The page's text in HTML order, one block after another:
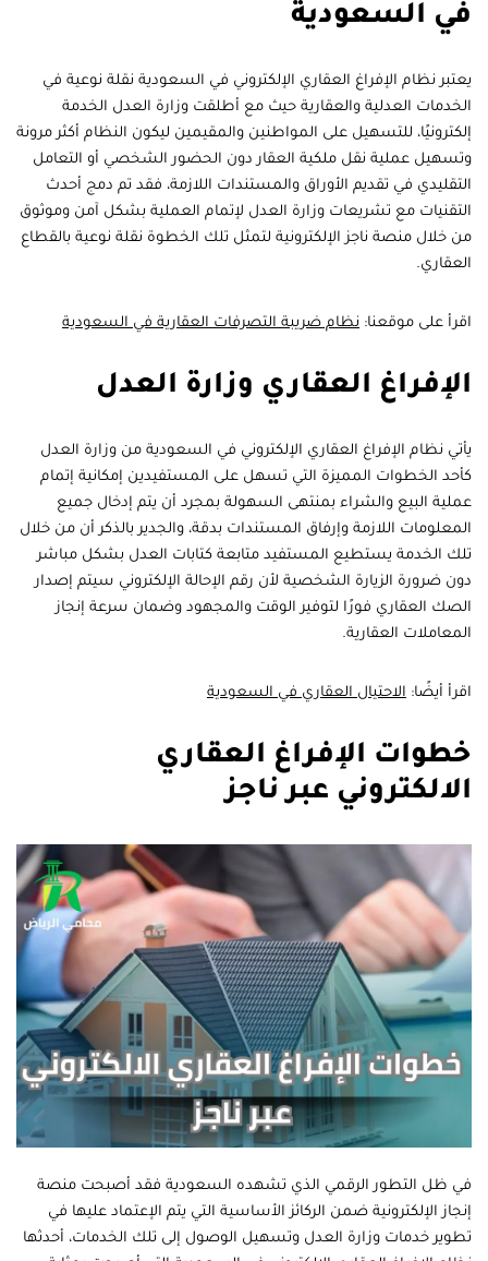
في السعودية
يعتبر نظام الإفراغ العقاري الإلكتروني في السعودية نقلة نوعية في
الخدمات العدلية والعقارية حيث مع أطلقت وزارة العدل الخدمة
إلكترونيًا، للتسهيل على المواطنين والمقيمين ليكون النظام أكثر مرونة
وتسهيل عملية نقل ملكية العقار دون الحضور الشخصي أو التعامل
التقليدي في تقديم الأوراق والمستندات اللازمة، فقد تم دمج أحدث
التقنيات مع تشريعات وزارة العدل لإتمام العملية بشكل آمن وموثوق
من خلال منصة ناجز الإلكترونية لتمثل تلك الخطوة نقلة نوعية بالقطاع
العقاري.
اقرأ على موقعنا: نظام ضريبة التصرفات العقارية في السعودية
الإفراغ العقاري وزارة العدل
يأتي نظام الإفراغ العقاري الإلكتروني في السعودية من وزارة العدل
كأحد الخطوات المميزة التي تسهل على المستفيدين إمكانية إتمام
عملية البيع والشراء بمنتهى السهولة بمجرد أن يتم إدخال جميع
المعلومات اللازمة وإرفاق المستندات بدقة، والجدير بالذكر أن من خلال
تلك الخدمة يستطيع المستفيد متابعة كتابات العدل بشكل مباشر
دون ضرورة الزيارة الشخصية لأن رقم الإحالة الإلكتروني سيتم إصدار
الصك العقاري فورًا لتوفير الوقت والمجهود وضمان سرعة إنجاز
المعاملات العقارية.
اقرأ أيضًا: الاحتيال العقاري في السعودية
خطوات الإفراغ العقاري
الالكتروني عبر ناجز
في ظل التطور الرقمي الذي تشهده السعودية فقد أصبحت منصة
إنجاز الإلكترونية ضمن الركائز الأساسية التي يتم الإعتماد عليها في
تطوير خدمات وزارة العدل وتسهيل الوصول إلى تلك الخدمات، أحدثها